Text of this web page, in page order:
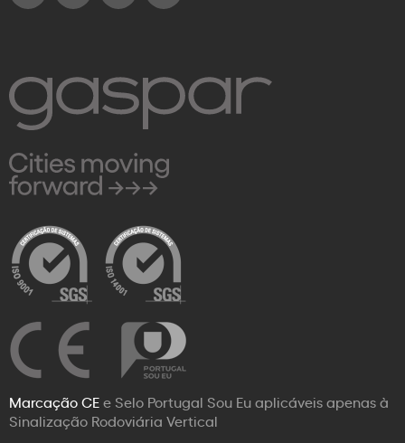
Marcação CEe Selo Portugal Sou Eu aplicáveis apenas à
Sinalização Rodoviária Vertical